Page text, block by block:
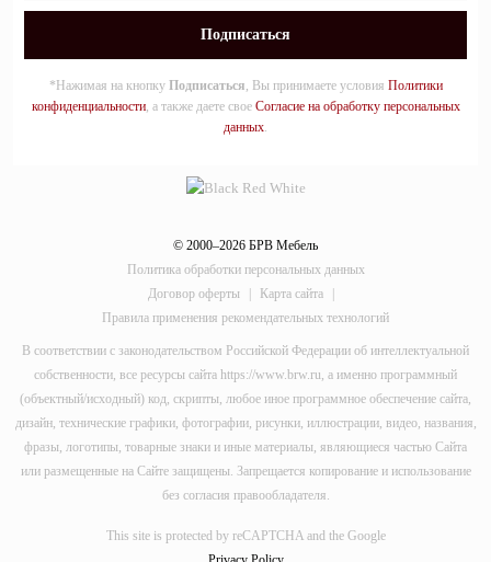
*Нажимая на кнопку Подписаться, Вы принимаете условия Политики
конфиденциальности, а также даете свое Согласие на обработку персональных
данных.
© 2000–2026 БРВ Мебель
Политика обработки персональных данных
Договор оферты
Карта сайта
Правила применения рекомендательных технологий
В соответствии с законодательством Российской Федерации об интеллектуальной
собственности, все ресурсы сайта https://www.brw.ru, а именно программный
(объектный/исходный) код, скрипты, любое иное программное обеспечение сайта,
дизайн, технические графики, фотографии, рисунки, иллюстрации, видео, названия,
фразы, логотипы, товарные знаки и иные материалы, являющиеся частью Сайта
или размещенные на Сайте защищены. Запрещается копирование и использование
без согласия правообладателя.
This site is protected by reCAPTCHA and the Google